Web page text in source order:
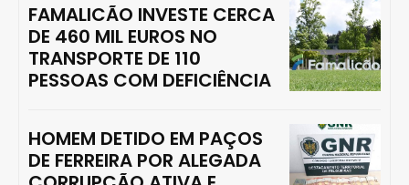
FAMALICÃO INVESTE CERCA
DE 460 MIL EUROS NO
TRANSPORTE DE 110
PESSOAS COM DEFICIÊNCIA
HOMEM DETIDO EM PAÇOS
DE FERREIRA POR ALEGADA